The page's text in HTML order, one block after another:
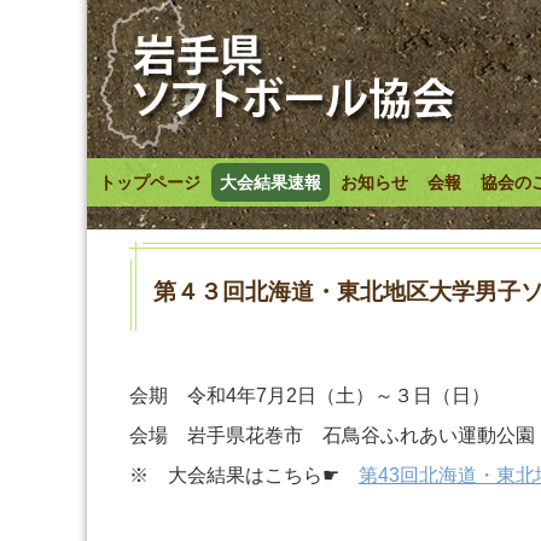
トップページ 大会結果速報 お知らせ 会報 協会の
第４３回北海道・東北地区大学男子
会期 令和4年7月2日（土）～３日（日）
会場 岩手県花巻市 石鳥谷ふれあい運動公園
※ 大会結果はこちら☛ 第43回北海道・東